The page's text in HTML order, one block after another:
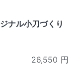
ナル小刀づくり
26,550 円